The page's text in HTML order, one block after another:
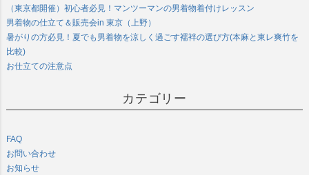
（東京都開催）初心者必見！マンツーマンの男着物着付けレッスン
男着物の仕立て＆販売会in 東京（上野）
暑がりの方必見！夏でも男着物を涼しく過ごす襦袢の選び方(本麻と東レ爽竹を
比較)
お仕立ての注意点
カテゴリー
FAQ
お問い合わせ
お知らせ